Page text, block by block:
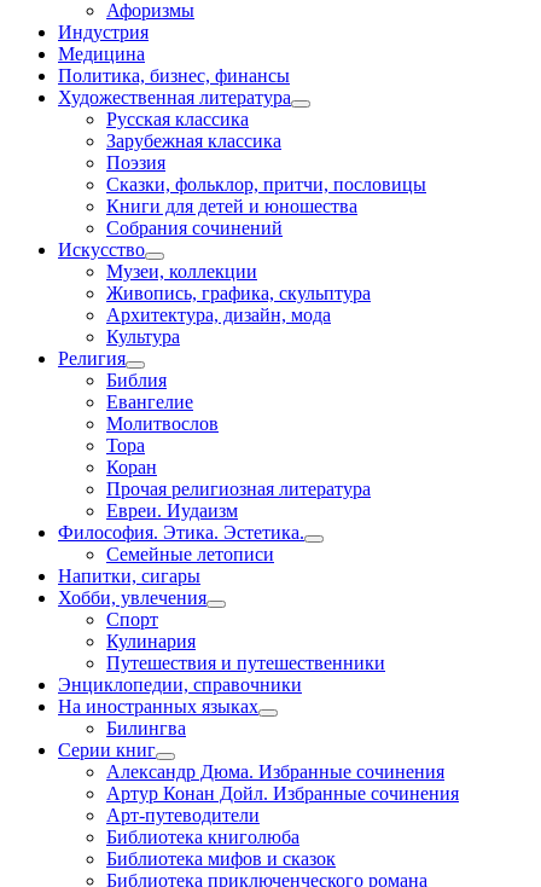
Афоризмы
Индустрия
Медицина
Политика, бизнес, финансы
Художественная литература
Русская классика
Зарубежная классика
Поэзия
Сказки, фольклор, притчи, пословицы
Книги для детей и юношества
Собрания сочинений
Искусство
Музеи, коллекции
Живопись, графика, скульптура
Архитектура, дизайн, мода
Культура
Религия
Библия
Евангелие
Молитвослов
Тора
Коран
Прочая религиозная литература
Евреи. Иудаизм
Философия. Этика. Эстетика.
Семейные летописи
Напитки, сигары
Хобби, увлечения
Спорт
Кулинария
Путешествия и путешественники
Энциклопедии, справочники
На иностранных языках
Билингва
Серии книг
Александр Дюма. Избранные сочинения
Артур Конан Дойл. Избранные сочинения
Арт-путеводители
Библиотека книголюба
Библиотека мифов и сказок
Библиотека приключенческого романа